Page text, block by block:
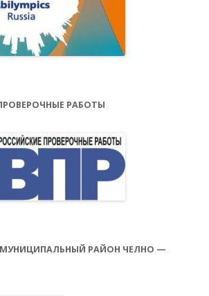
РАБОТЫ
РАЙОН ЧЕЛНО —